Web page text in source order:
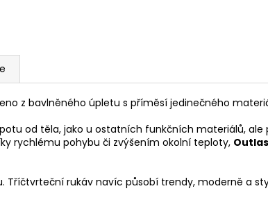
z bavlněného úpletu s příměsí jedinečného
od těla, jako u ostatních funkčních materiálů, ale
rychlému pohybu či zvýšením okolní teploty,
Tříčtvrteční rukáv navíc působí trendy, moderně a